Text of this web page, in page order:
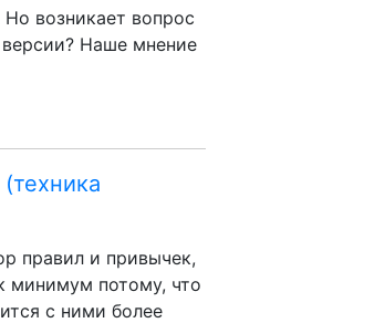
возникает вопрос
версии? Наше мнение
правил и привычек,
минимум потому, что
с ними более